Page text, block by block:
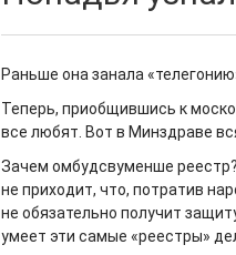
Раньше она занала
Теперь, приобщившись к
все любят. Вот в Минздраве
Зачем омбудсвуменше реестр?
не приходит, что, потратив
не обязательно получит
умеет эти самые «реестры»